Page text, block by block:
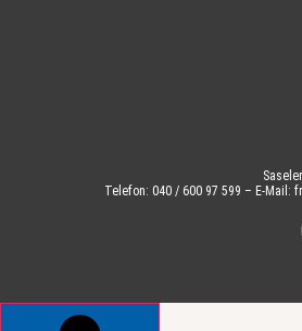
Telefon: 040 / 600 97 599 – E-Mail: